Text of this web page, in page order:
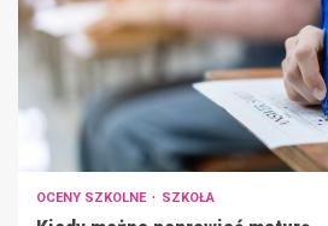
OCENY SZKOLNE SZKOŁA